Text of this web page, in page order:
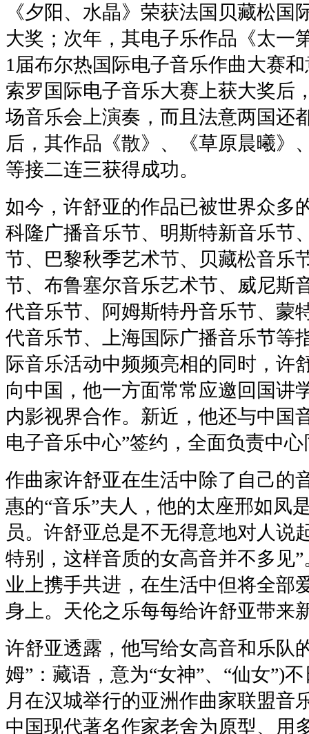
《夕阳、水晶》荣获法国贝藏松国
大奖；次年，其电子乐作品《太一
1届布尔热国际电子音乐作曲大赛
索罗国际电子音乐大赛上获大奖后
场音乐会上演奏，而且法意两国还
后，其作品《散》、《草原晨曦》
等接二连三获得成功。
如今，许舒亚的作品已被世界众多
科隆广播音乐节、明斯特新音乐节
节、巴黎秋季艺术节、贝藏松音乐
节、布鲁塞尔音乐艺术节、威尼斯
代音乐节、阿姆斯特丹音乐节、蒙
代音乐节、上海国际广播音乐节等
际音乐活动中频频亮相的同时，许
向中国，他一方面常常应邀回国讲
内影视界合作。新近，他还与中国
电子音乐中心”签约，全面负责中
作曲家许舒亚在生活中除了自己的
惠的“音乐”夫人，他的太座邢如凤
员。许舒亚总是不无得意地对人说
特别，这样音质的女高音并不多见
业上携手共进，在生活中但将全部
身上。天伦之乐每每给许舒亚带来
许舒亚透露，他写给女高音和乐队
姆”：藏语，意为“女神”、“仙女”)
月在汉城举行的亚洲作曲家联盟音
中国现代著名作家老舍为原型、用